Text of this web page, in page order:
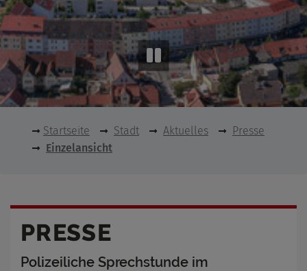
Startseite Stadt Aktuelles
Presse
Einzelansicht
PRESSE
Polizeiliche Sprechstunde im